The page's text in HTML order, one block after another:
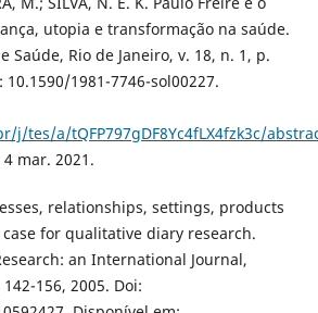
utopia e transformação na saúde.
Saúde, Rio de Janeiro, v. 18, n. 1, p.
10.1590/1981-7746-sol00227.
j/tes/a/tQFP797gDF8Yc4fLX4fzk3c/
mar. 2021.
relationships, settings, products
for qualitative diary research.
an International Journal,
156, 2005. Doi: